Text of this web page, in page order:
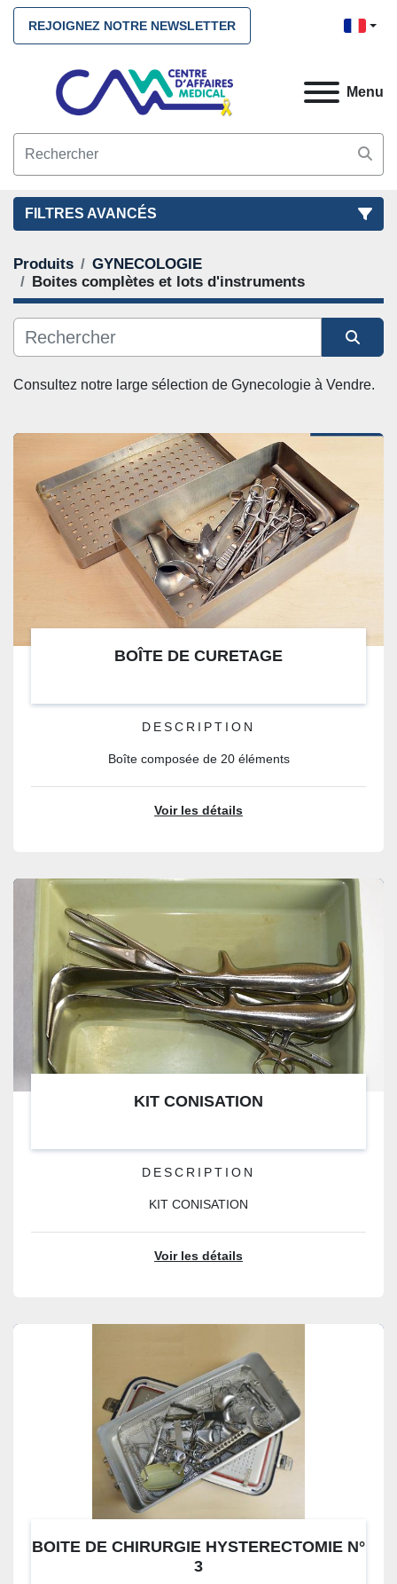
REJOIGNEZ NOTRE NEWSLETTER
Menu
FILTRES AVANCÉS
FILTRES (2)
Boites complètes et lots d'instruments
Produits
GYNECOLOGIE
Boites complètes et lots d'instruments
Trier par
Consultez notre large sélection de Gynecologie à Vendre.
BOÎTE DE CURETAGE
DESCRIPTION
Boîte composée de 20 éléments
Voir les détails
KIT CONISATION
DESCRIPTION
KIT CONISATION
Voir les détails
BOITE DE CHIRURGIE HYSTERECTOMIE N°
3